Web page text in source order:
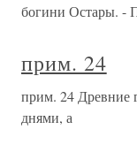
богини Остары. -
прим. 24
прим. 24 Древние
днями, а